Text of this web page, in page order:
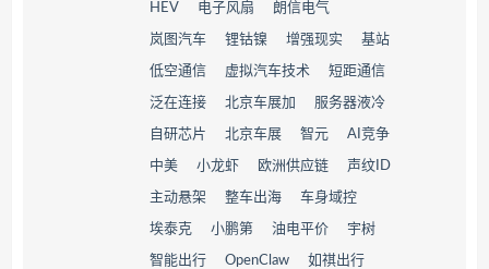
HEV 电子风扇 朗信电气
岚图汽车 锂钴镍 增强现实 基站
低空通信 虚拟汽车技术 短距通信
泛在连接 北京车展加 服务器液冷
自研芯片 北京车展 智元 AI竞争
中美 小龙虾 欧洲供应链 声纹ID
主动悬架 整车出海 车身域控
埃泰克 小鹏第 油电平价 宇树
智能出行 OpenClaw 如祺出行